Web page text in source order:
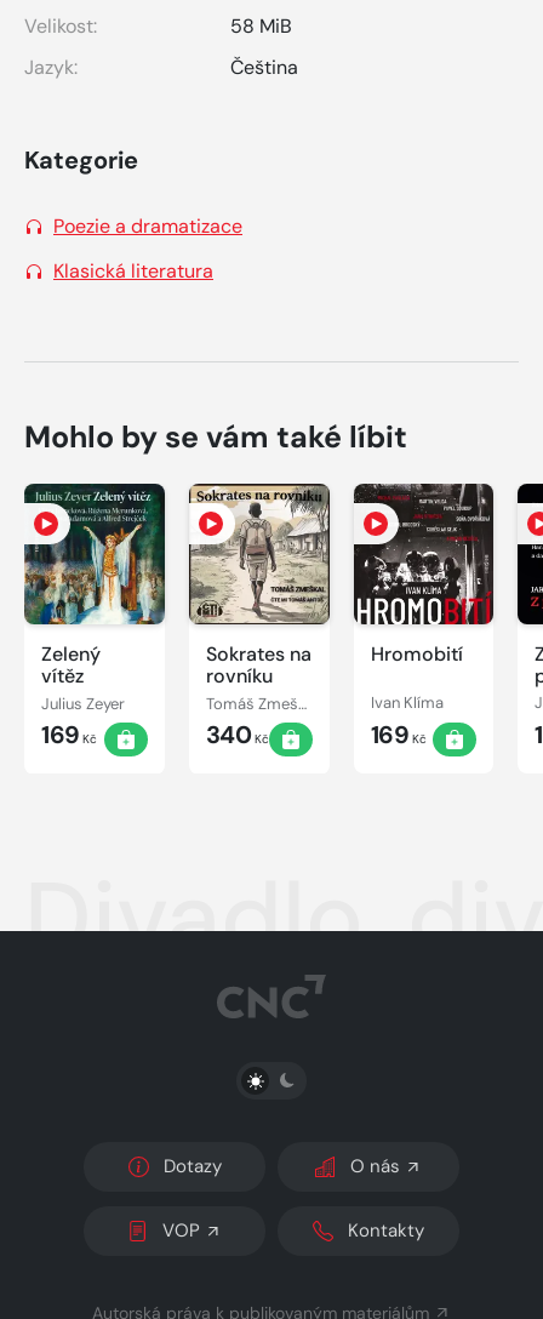
Velikost:
58 MiB
Jazyk:
Čeština
Kategorie
Poezie a dramatizace
Klasická literatura
Mohlo by se vám také líbit
Zelený
vítěz
Julius Zeyer
169 Kč
Sokrates na
rovníku
Tomáš Zmeškal
340Kč
Hromobití
Ivan Klíma
169 Kč
Divadlo,
PŘEPNOUT SVĚTLÝ/TMAVÝ REŽIM
Dotazy O nás
VOP Kontakty
Autorská práva k publikovaným materiálům